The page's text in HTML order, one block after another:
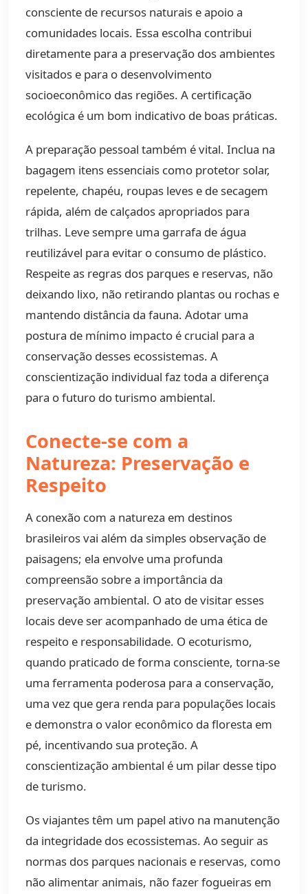
consciente de recursos naturais e apoio a
comunidades locais. Essa escolha contribui
diretamente para a preservação dos ambientes
visitados e para o desenvolvimento
socioeconômico das regiões. A certificação
ecológica é um bom indicativo de boas práticas.
A preparação pessoal também é vital. Inclua na
bagagem itens essenciais como protetor solar,
repelente, chapéu, roupas leves e de secagem
rápida, além de calçados apropriados para
trilhas. Leve sempre uma garrafa de água
reutilizável para evitar o consumo de plástico.
Respeite as regras dos parques e reservas, não
deixando lixo, não retirando plantas ou rochas e
mantendo distância da fauna. Adotar uma
postura de mínimo impacto é crucial para a
conservação desses ecossistemas. A
conscientização individual faz toda a diferença
para o futuro do turismo ambiental.
Conecte-se com a
Natureza: Preservação e
Respeito
A conexão com a natureza em destinos
brasileiros vai além da simples observação de
paisagens; ela envolve uma profunda
compreensão sobre a importância da
preservação ambiental. O ato de visitar esses
locais deve ser acompanhado de uma ética de
respeito e responsabilidade. O ecoturismo,
quando praticado de forma consciente, torna-se
uma ferramenta poderosa para a conservação,
uma vez que gera renda para populações locais
e demonstra o valor econômico da floresta em
pé, incentivando sua proteção. A
conscientização ambiental é um pilar desse tipo
de turismo.
Os viajantes têm um papel ativo na manutenção
da integridade dos ecossistemas. Ao seguir as
normas dos parques nacionais e reservas, como
não alimentar animais, não fazer fogueiras em